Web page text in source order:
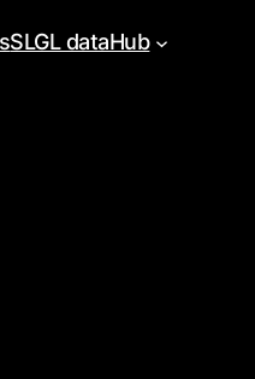
SLGL dataHub